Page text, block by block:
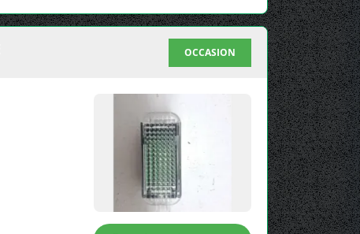
OCCASION